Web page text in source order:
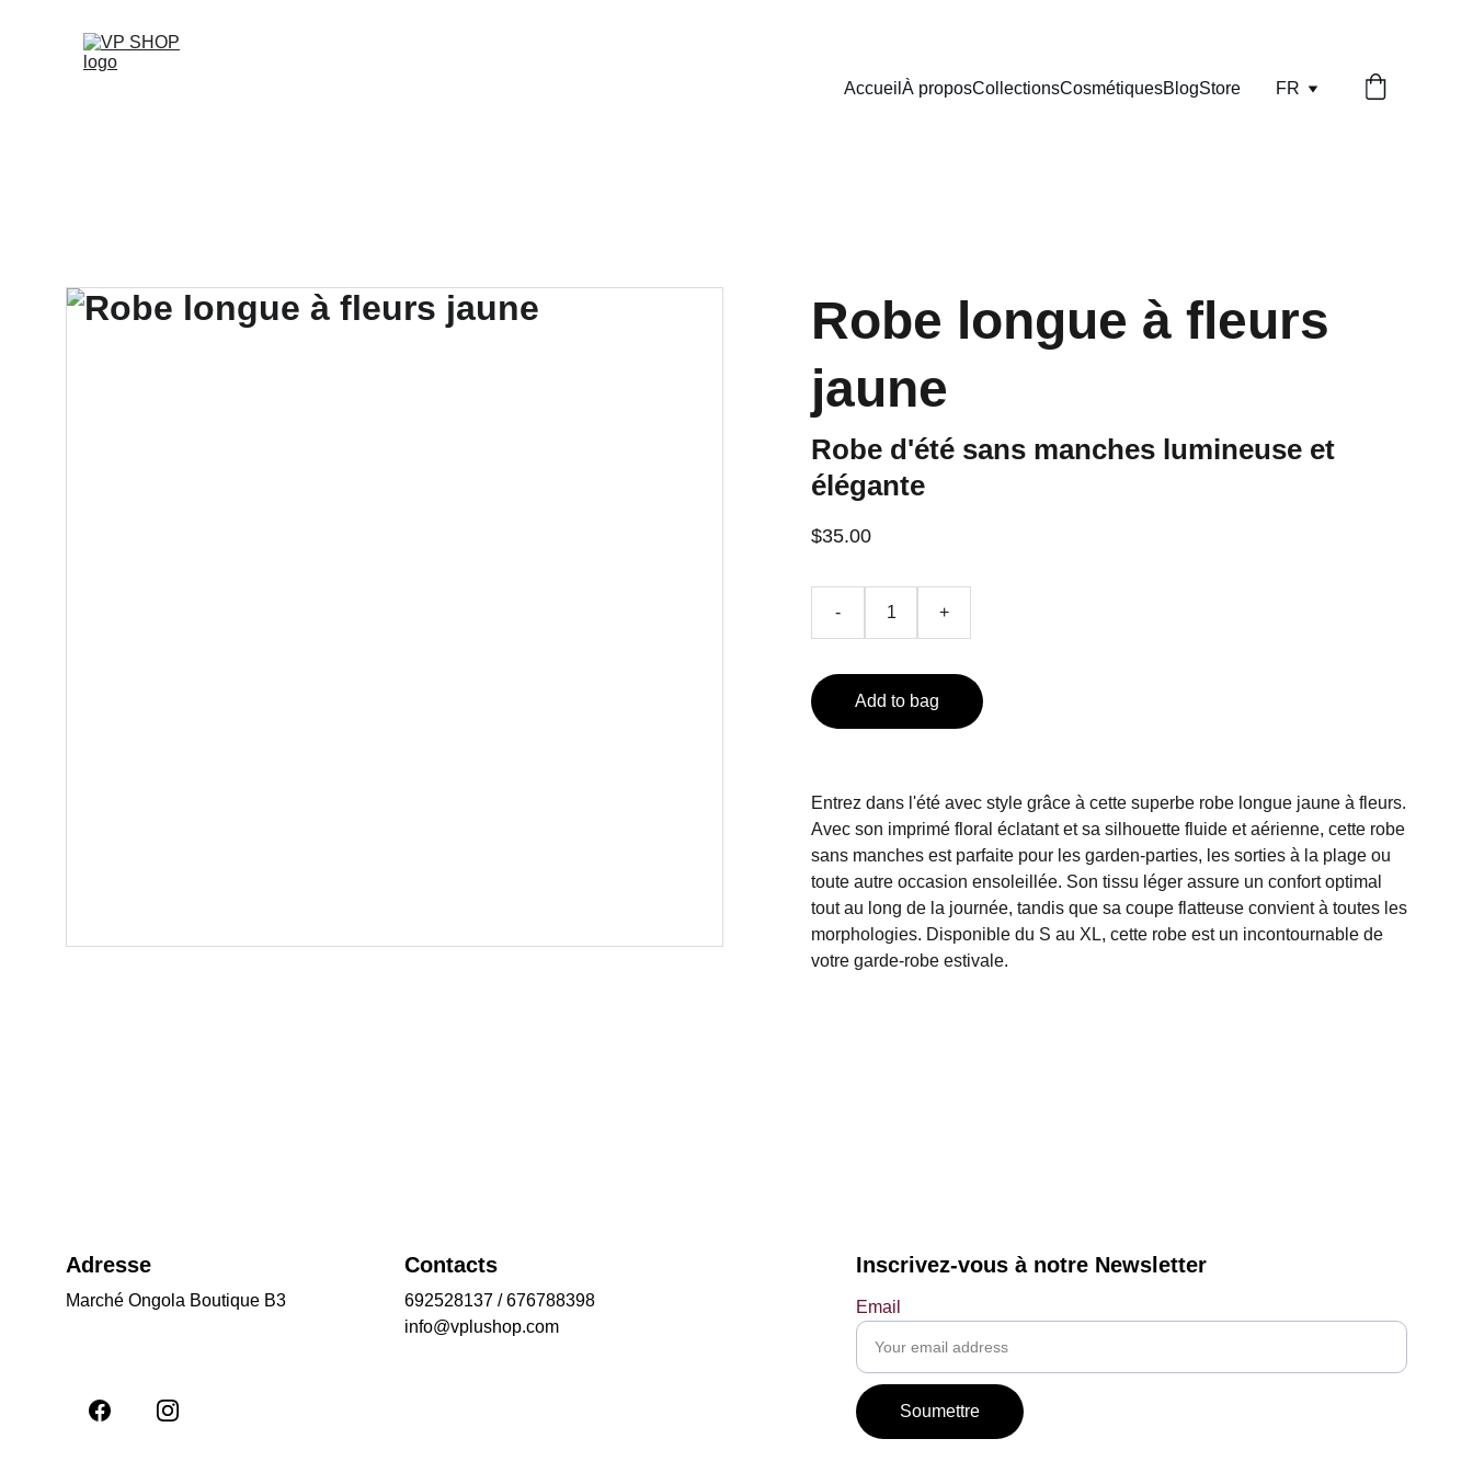
Accueil À proposCollectionsCosmétiquesBlogStore FR
Robe longue à fleurs
jaune
Robe d'été sans manches lumineuse et
élégante
$35.00
- +
Add to bag
Entrez dans l'été avec style grâce à cette superbe robe longue jaune à fleurs.
Avec son imprimé floral éclatant et sa silhouette fluide et aérienne, cette robe
sans manches est parfaite pour les garden-parties, les sorties à la plage ou
toute autre occasion ensoleillée. Son tissu léger assure un confort optimal
tout au long de la journée, tandis que sa coupe flatteuse convient à toutes les
morphologies. Disponible du S au XL, cette robe est un incontournable de
votre garde-robe estivale.
Adresse
Marché Ongola Boutique B3
Contacts
692528137 / 676788398
info@vplushop.com
Inscrivez-vous à notre Newsletter
Email
Soumettre